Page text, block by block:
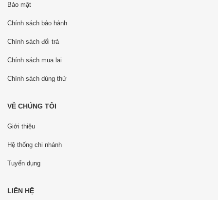
Bảo mật
Chính sách bảo hành
Chính sách đổi trả
Chính sách mua lại
Chính sách dùng thử
VỀ CHÚNG TÔI
Giới thiệu
Hệ thống chi nhánh
Tuyển dụng
LIÊN HỆ